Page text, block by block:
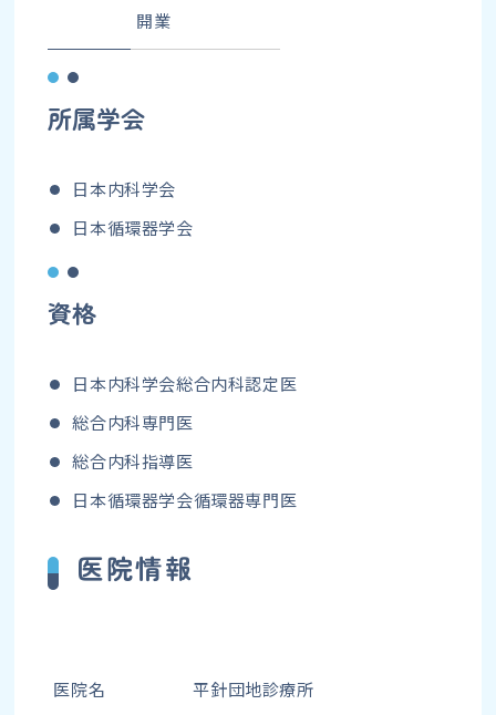
開業
所属学会
日本内科学会
日本循環器学会
資格
日本内科学会総合内科認定医
総合内科専門医
総合内科指導医
日本循環器学会循環器専門医
医院情報
医院名 平針団地診療所